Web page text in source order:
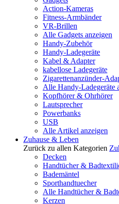
Action-Kameras
Fitness-Armbänder
VR-Brillen
Alle Gadgets anzeigen
Handy-Zubehör
Handy-Ladegeräte
Kabel & Adapter
kabellose Ladegeräte
Zigarettenanzünder-
Alle Handy-Ladegeräte
Kopfhörer & Ohrhörer
Lautsprecher
Powerbanks
USB
Alle Artikel anzeigen
Zuhause & Leben
Zurück zu allen Kategorien
Decken
Handtücher &
Bademäntel
Sporthandtuecher
Alle Handtücher &
Kerzen